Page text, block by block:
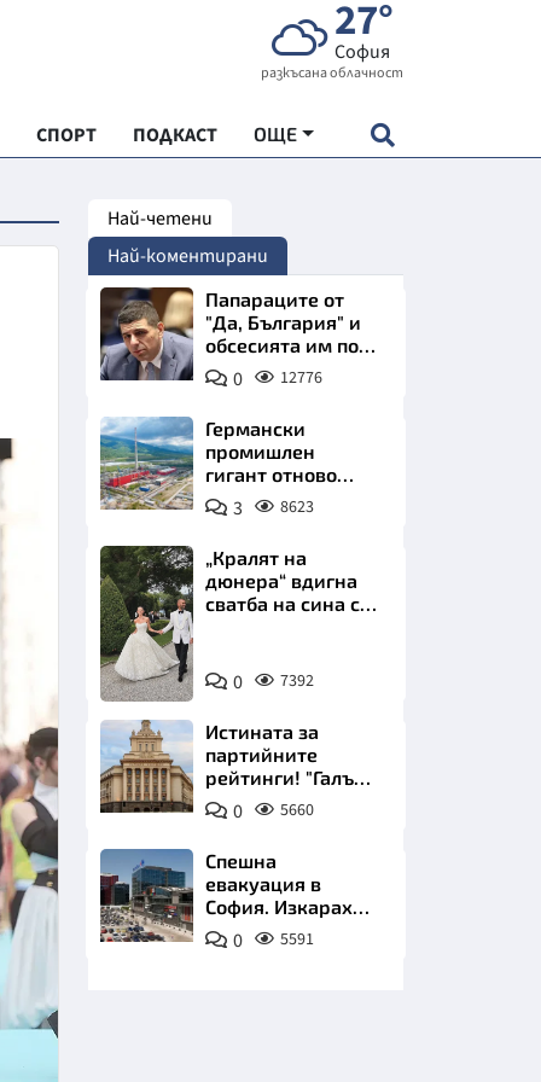
27°
София
разкъсана облачност
СПОРТ ПОДКАСТ ОЩЕ
"ЧУДЕСАТА НА БЪЛГАРИЯ"
ХРАНА
Най-четени
Най-коментирани
Папараците от
"Да, България" и
обсесията им по
Пеевски
0 12776
Германски
промишлен
гигант отново
позлатява наш
град
3 8623
Снимка:
Инстаграм
„Кралят на
дюнера“ вдигна
сватба на сина си
Комо
0 7392
Истината за
партийните
рейтинги! "Галъп"
разби митовете
0 5660
Спешна
евакуация в
София. Изкараха
хиляди на
улицата
0 5591